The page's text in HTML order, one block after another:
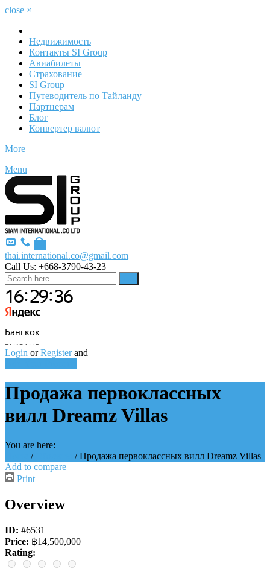
close ×
Недвижимость
Контакты SI Group
Авиабилеты
Страхование
SI Group
Путеводитель по Тайланду
Партнерам
Блог
Конвертер валют
More
Menu
thai.international.co@gmail.com
Call Us: +668-3790-43-23
Login or Register and
Продажа первоклассных
вилл Dreamz Villas
You are here:
/ /Продажа первоклассных вилл Dreamz Villas
Add to compare
Print
Overview
ID: #6531
Price: ฿14,500,000
Rating: